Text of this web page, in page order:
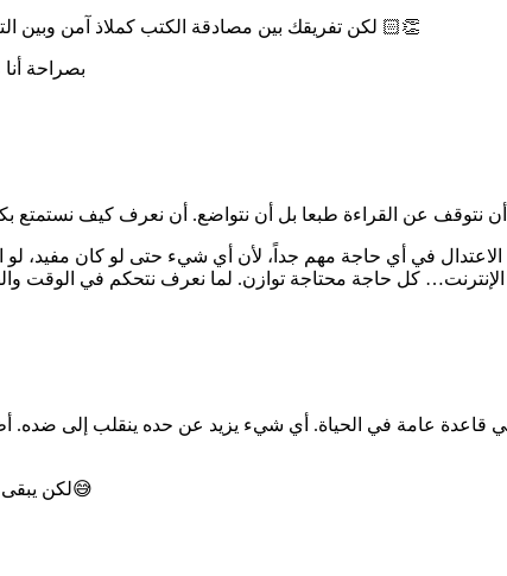
لكن تفريقك بين مصادقة الكتب كملاذ آمن وبين التكبر على الناس هو تفريق دقيق وضروري.. ويظهر نضجًا في فهم الذات والعلاقة مع الآخرين 👏🏻
بصراحة
الاعتدال في أي حاجة مهم جداً، لأن أي شيء حتى لو كان مفيد،
قاعدة عامة في الحياة. أي شيء يزيد عن حده ينقلب إلى ضده.
لكن يبقى سؤال المساهمة مطروحا كيف نصل لهذا التوازن سواء في القراءة أو عامة الحياة كما قلتِ😅